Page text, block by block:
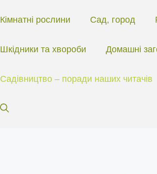
Кімнатні рослини Сад, город
Шкідники та хвороби Домашні
Садівництво – поради наших читачів